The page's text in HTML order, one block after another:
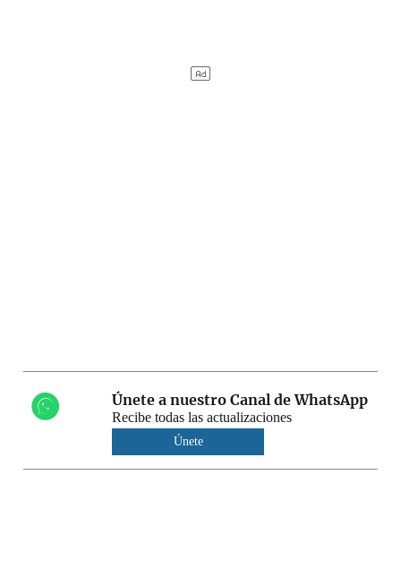
Únete a nuestro Canal de WhatsApp
Recibe todas las actualizaciones
Únete